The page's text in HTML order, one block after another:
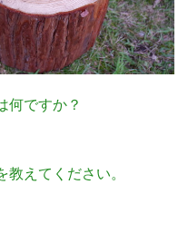
何ですか？
えてください。